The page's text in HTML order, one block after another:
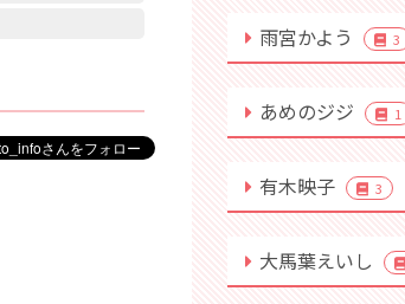
雨宮かよう 3
あめのジジ 1
有木映子 3
大馬葉えいし